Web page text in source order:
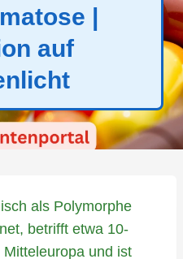
|
auf
als Polymorphe
betrifft etwa 10-
und ist